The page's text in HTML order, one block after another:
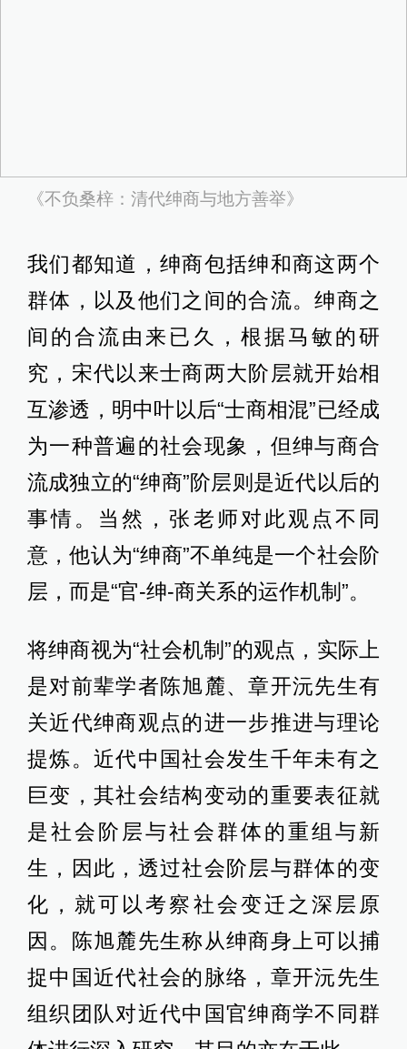
《不负桑梓：清代绅商与地方善举》
我们都知道，绅商包括绅和商这两个
群体，以及他们之间的合流。绅商之
间的合流由来已久，根据马敏的研
究，宋代以来士商两大阶层就开始相
互渗透，明中叶以后“士商相混”已经成
为一种普遍的社会现象，但绅与商合
流成独立的“绅商”阶层则是近代以后的
事情。当然，张老师对此观点不同
意，他认为“绅商”不单纯是一个社会阶
层，而是“官-绅-商关系的运作机制”。
将绅商视为“社会机制”的观点，实际上
是对前辈学者陈旭麓、章开沅先生有
关近代绅商观点的进一步推进与理论
提炼。近代中国社会发生千年未有之
巨变，其社会结构变动的重要表征就
是社会阶层与社会群体的重组与新
生，因此，透过社会阶层与群体的变
化，就可以考察社会变迁之深层原
因。陈旭麓先生称从绅商身上可以捕
捉中国近代社会的脉络，章开沅先生
组织团队对近代中国官绅商学不同群